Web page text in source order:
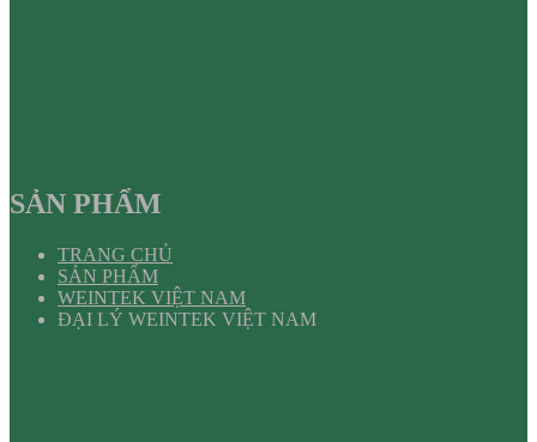
SẢN PHẨM
TRANG CHỦ
SẢN PHẨM
WEINTEK VIỆT NAM
ĐẠI LÝ WEINTEK VIỆT NAM